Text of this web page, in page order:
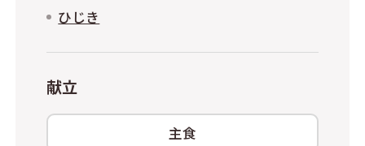
ひじき
献立
主食